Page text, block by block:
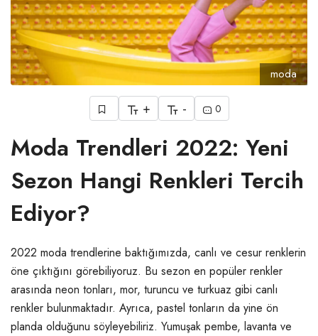
moda
+ - 0
Moda Trendleri 2022: Yeni
Sezon Hangi Renkleri Tercih
Ediyor?
2022 moda trendlerine baktığımızda, canlı ve cesur renklerin
öne çıktığını görebiliyoruz. Bu sezon en popüler renkler
arasında neon tonları, mor, turuncu ve turkuaz gibi canlı
renkler bulunmaktadır. Ayrıca, pastel tonların da yine ön
planda olduğunu söyleyebiliriz. Yumuşak pembe, lavanta ve